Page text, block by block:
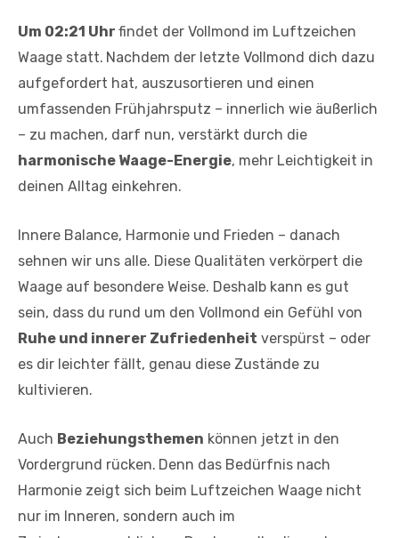
Um 02:21 Uhr findet der Vollmond im Luftzeichen
Waage statt. Nachdem der letzte Vollmond dich dazu
aufgefordert hat, auszusortieren und einen
umfassenden Frühjahrsputz – innerlich wie äußerlich
– zu machen, darf nun, verstärkt durch die
harmonische Waage-Energie, mehr Leichtigkeit in
deinen Alltag einkehren.
Innere Balance, Harmonie und Frieden – danach
sehnen wir uns alle. Diese Qualitäten verkörpert die
Waage auf besondere Weise. Deshalb kann es gut
sein, dass du rund um den Vollmond ein Gefühl von
Ruhe und innerer Zufriedenheit verspürst – oder
es dir leichter fällt, genau diese Zustände zu
kultivieren.
Auch Beziehungsthemen können jetzt in den
Vordergrund rücken. Denn das Bedürfnis nach
Harmonie zeigt sich beim Luftzeichen Waage nicht
nur im Inneren, sondern auch im